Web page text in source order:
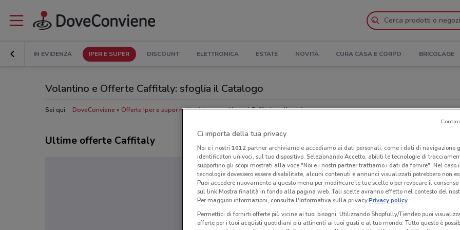
IN EVIDENZA IPER E SUPER DISCOUNT ELETTRONICA ESTATE NOVITÀ CURA CASA E CORPO BRICOLAGE
Volantino e Offerte Caffitaly: sfoglia il Catalogo
Sei qui: DoveConviene Offerte Iper e super nelle vicinanze Negozi Caffitaly nelle vicinanze
Ultime offerte Caffitaly
Ci importa della tua privacy
Noi e i nostri 1012partner archiviamo e accediamo ai dati personali, come i dati di navigazione
identificatori univoci, sul tuo dispositivo. Selezionando Accetto, abiliti le tecnologie di
supportino gli scopi mostrati alla voce "Noi e i nostri partner trattiamo i dati da fornire". Nel caso
tecnologie dovessero essere disabilitate, alcuni contenuti e annunci visualizzati potrebbero non
Puoi accedere nuovamente a questo menu per modificare le tue scelte o per revocare il
sul link Mostra finalità in fondo alla pagina web. Tali scelte avranno effetto nel contesto del
Per maggiori informazioni, consulta l'Informativa sulla privacy.Privacy policy
Permettici di fornirti offerte più vicine ai tuoi bisogni: Utilizzando Shopfully/Tiendeo puoi
offerte per i tuoi acquisti quotidiani più attinenti ai tuoi gusti e al tuo mondo. Tutto questo è